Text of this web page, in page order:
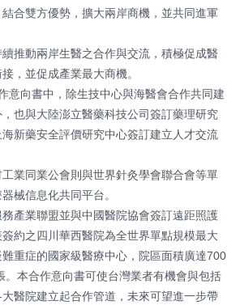
合雙方優勢，擴大兩岸商機，並共同進軍
推動兩岸生醫之合作與交流，積極促成醫
，並促成產業最大商機。
意向書中，除生技中心與海醫會合作共同建
也與大陸澎立醫藥科技公司簽訂藥理研究
新藥安全評價研究中心簽訂建立人才交流
業同業公會則與世界針灸學會聯合會等單
械信息化共同平台。
產業聯盟並與中國醫院協會簽訂遠距照護
約之四川華西醫院為全世界單點規模最大
重症的國家級醫療中心，院區面積廣達700
。本合作意向書可使台灣業者有機會與包括
醫院建立起合作管道，未來可望進一步帶